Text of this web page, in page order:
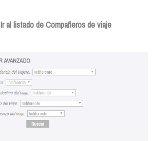
Ir al listado de Compañeros de viaje